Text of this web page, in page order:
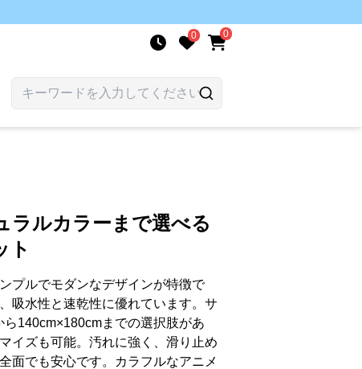
0 0
ラルカラーまで選べる
ト
プルでモダンなデザインが特徴で
吸水性と速乾性に優れています。サ
140cm×180cmまでの選択肢があ
イズも可能。汚れに強く、滑り止め
面でも安心です。カラフルなアニメ